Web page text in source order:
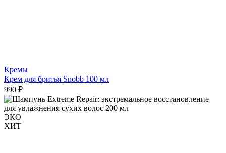
Кремы
Крем для бритья Snobb 100 мл
990 ₽
ЭКО
ХИТ